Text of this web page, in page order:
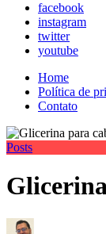
facebook
instagram
twitter
youtube
Home
Política de
Contato
Posts